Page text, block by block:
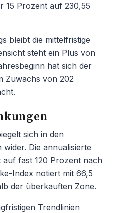
15 Prozent auf 230,55
bleibt die mittelfristige
steht ein Plus von
hat sich der
Zuwachs von 202
sich in den
Die annualisierte
auf fast 120 Prozent nach
Index notiert mit 66,5
der überkauften Zone.
Trendlinien